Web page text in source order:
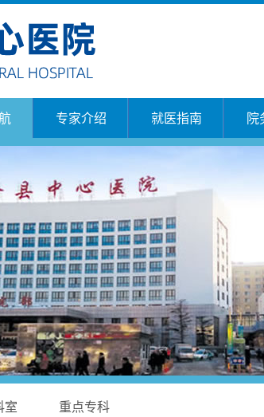
专家介绍 就医指南 院
室 重点专科